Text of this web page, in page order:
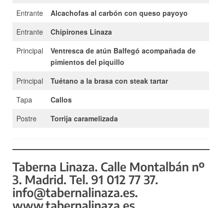
Entrante
Alcachofas al carbón con queso payoyo
Entrante
Chipirones Linaza
Principal
Ventresca de atún Balfegó acompañada de
pimientos del piquillo
Principal
Tuétano a la brasa con steak tartar
Tapa
Callos
Postre
Torrija caramelizada
Taberna Linaza. Calle Montalbán nº
3. Madrid. Tel. 91 012 77 37.
info@tabernalinaza.es.